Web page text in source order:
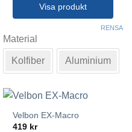
produktsidan
3,699 kr
Visa produkt
här
produkten
har
flera
varianter.
De
olika
alternativen
Material
Kolfiber Aluminium
RENSA
Velbon EX-Macro
419 kr